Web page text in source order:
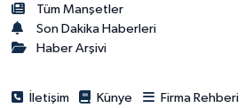
Tüm Manşetler
Son Dakika Haberleri
Haber Arşivi
İletişim Künye Firma Rehberi